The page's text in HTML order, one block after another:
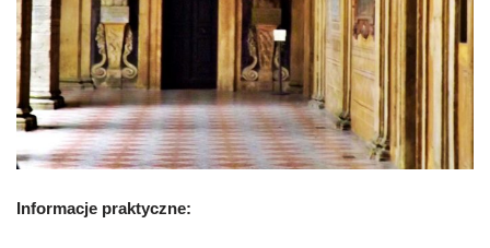
Informacje praktyczne: